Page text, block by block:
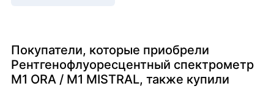
Покупатели, которые приобрели
Рентгенофлуоресцентный спектрометр
M1 ORA / M1 MISTRAL, также купили